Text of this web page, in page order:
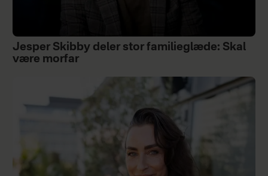
Jesper Skibby deler stor familieglæde: Skal
være morfar